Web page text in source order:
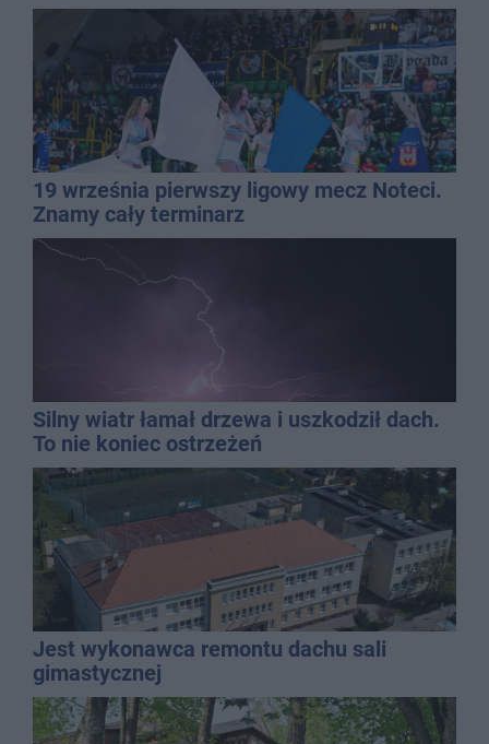
19 września pierwszy ligowy mecz Noteci.
Znamy cały terminarz
Silny wiatr łamał drzewa i uszkodził dach.
To nie koniec ostrzeżeń
Jest wykonawca remontu dachu sali
gimastycznej